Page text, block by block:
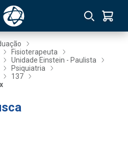
Fisioterapeuta
Unidade Einstein - Paulista
Psiquiatria
137
x